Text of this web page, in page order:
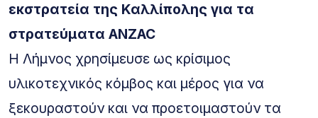
εκστρατεία της Καλλίπολης για τα
στρατεύματα ANZAC
Η Λήμνος χρησίμευσε ως κρίσιμος
υλικοτεχνικός κόμβος και μέρος για να
ξεκουραστούν και να προετοιμαστούν τα